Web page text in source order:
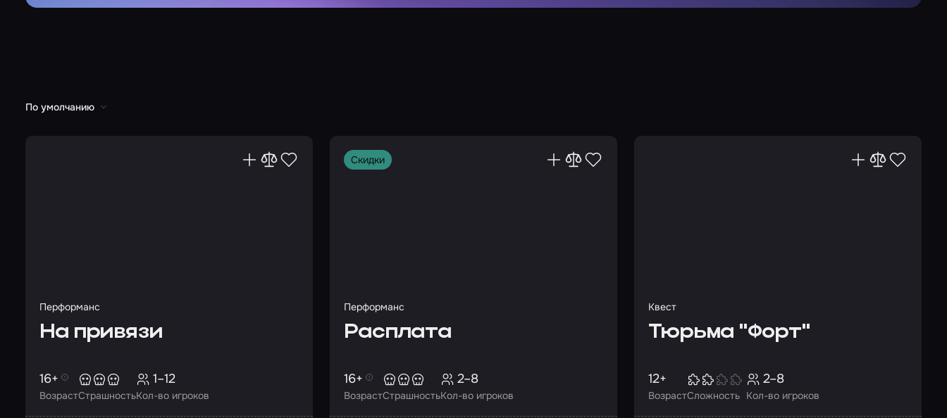
По умолчанию
Перформанс
На привязи
Возраст
16+
СтрашностьКол-во игроков
1–12
Скидки
Перформанс
Расплата
Возраст
16+
СтрашностьКол-во игроков
2–8
Квест
Тюрьма "Форт"
Возраст
12+
Сложность Кол-во игроков
2–8